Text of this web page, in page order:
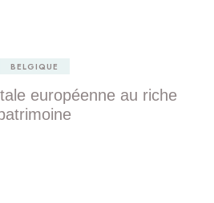
BELGIQUE
européenne au riche